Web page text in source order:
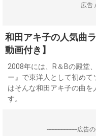
広告
和田アキ子の人気曲
動画付き】
2008年には、R＆Bの殿堂
ー』で東洋人として初め
はそんな和田アキ子の曲を
す。
--------------------広告